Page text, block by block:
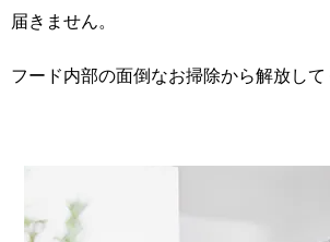
届きません。
フード内部の面倒なお掃除から解放して